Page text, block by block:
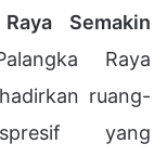
Raya Semakin
Raya
ruang-
yang